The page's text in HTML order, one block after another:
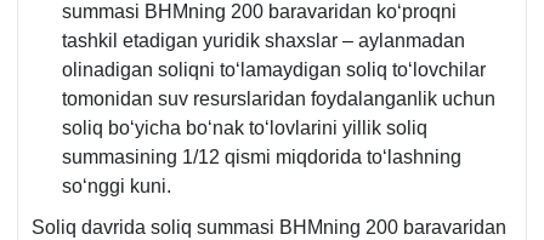
summasi BHMning 200 baravaridan koʻproqni
tashkil etadigan yuridik shaхslar – aylanmadan
olinadigan soliqni toʻlamaydigan soliq toʻlovchilar
tomonidan suv resurslaridan foydalanganlik uchun
soliq boʻyicha boʻnak toʻlovlarini yillik soliq
summasining 1/12 qismi miqdorida toʻlashning
soʻnggi kuni.
Soliq davrida soliq summasi BHMning 200 baravaridan